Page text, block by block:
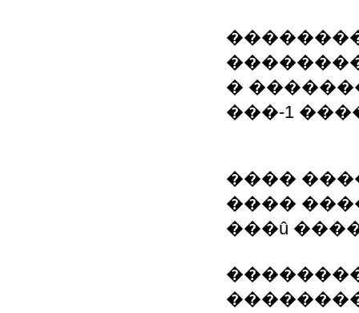
�
���-1 ����
����
����
���û